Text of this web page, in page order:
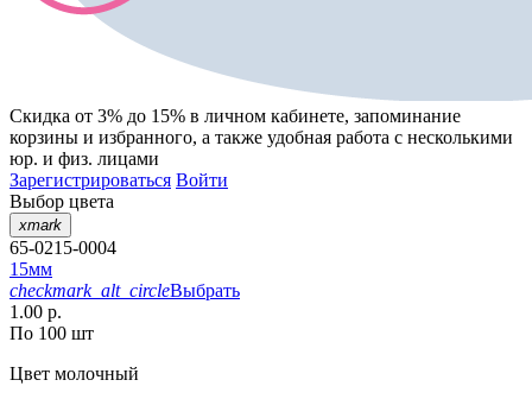
Скидка от 3% до 15% в личном кабинете, запоминание
корзины и избранного, а также удобная работа с несколькими
юр. и физ. лицами
Зарегистрироваться Войти
Выбор цвета
xmark
65-0215-0004
15мм
checkmark_alt_circleВыбрать
1.00 р.
По 100 шт
Цвет молочный